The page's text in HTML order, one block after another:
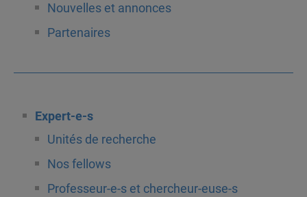
Nouvelles et annonces
Partenaires
Expert-e-s
Unités de recherche
Nos fellows
Professeur-e-s et chercheur-euse-s